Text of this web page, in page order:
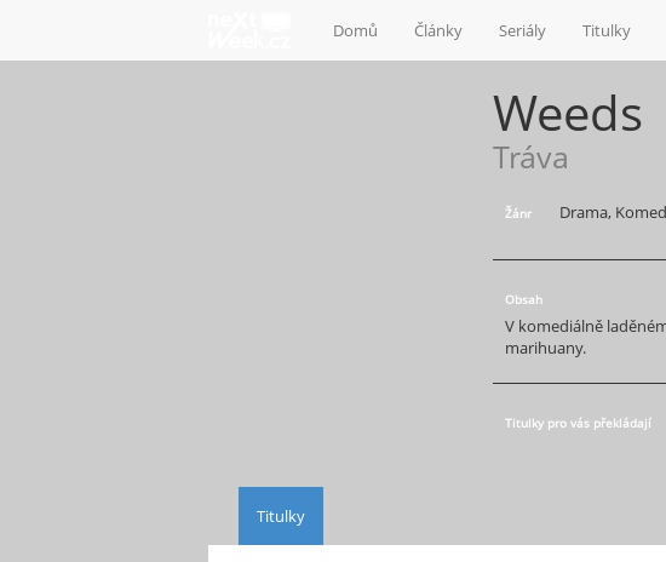
Domů Články Seriály Titulky
Weeds
Tráva
Žánr Drama,
Obsah
V komediálně
marihuany.
Titulky pro vás překládají
Titulky